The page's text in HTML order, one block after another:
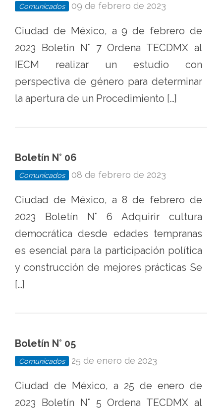
Comunicados 09 de febrero de 2023
Ciudad de México, a 9 de febrero de
2023 Boletín N° 7 Ordena TECDMX al
IECM realizar un estudio con
perspectiva de género para determinar
la apertura de un Procedimiento […]
Boletín N° 06
Comunicados 08 de febrero de 2023
Ciudad de México, a 8 de febrero de
2023 Boletín N° 6 Adquirir cultura
democrática desde edades tempranas
es esencial para la participación política
y construcción de mejores prácticas Se
[…]
Boletín N° 05
Comunicados 25 de enero de 2023
Ciudad de México, a 25 de enero de
2023 Boletín N° 5 Ordena TECDMX al